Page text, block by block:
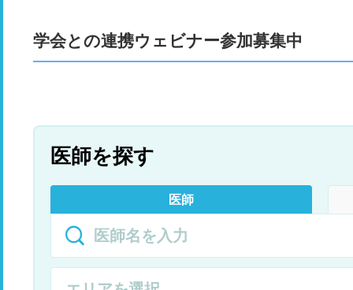
学会との連携ウェビナー参加募集中
医師を探す
医師